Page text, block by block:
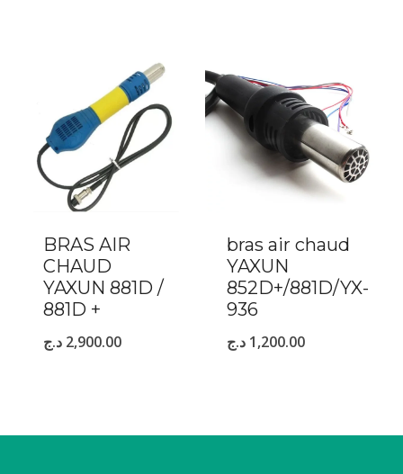
BRAS AIR
CHAUD
YAXUN 881D /
881D +
2,900.00 د.ج
bras air chaud
YAXUN
852D+/881D/YX-
936
1,200.00 د.ج